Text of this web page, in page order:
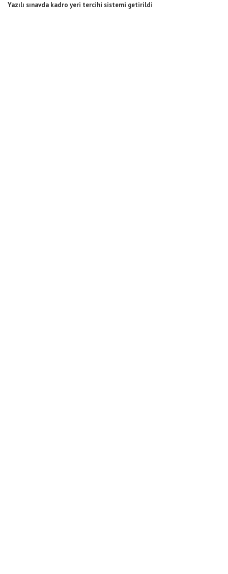
Yazılı sınavda kadro yeri tercihi sistemi getirildi